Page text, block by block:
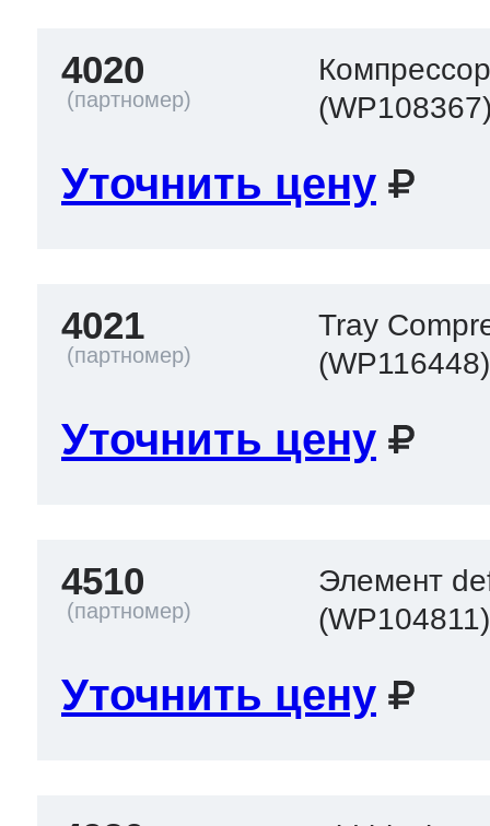
4020
Уточнить цену
4021
Tray
(WP116448)
Уточнить цену
4510
Элемент
(WP104811)
Уточнить цену